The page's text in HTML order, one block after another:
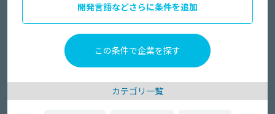
開発言語などさらに条件を追加
カテゴリ一覧